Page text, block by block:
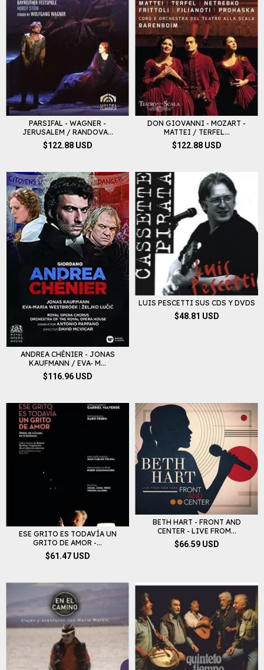
PARSIFAL - WAGNER -
JERUSALEM / RANDOVA...
$122.88 USD
DON GIOVANNI - MOZART -
MATTEI / TERFEL...
$122.88 USD
ANDREA CHÉNIER - JONAS
KAUFMANN / EVA- M...
$116.96 USD
LUIS PESCETTI SUS CDS Y DVDS
$48.81 USD
ESE GRITO ES TODAVÍA UN
GRITO DE AMOR -...
$61.47 USD
BETH HART - FRONT AND
CENTER - LIVE FROM...
$66.59 USD